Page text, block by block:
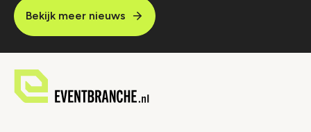
Bekijk meer nieuws